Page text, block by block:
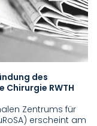
des
RWTH
Zentrums für
erscheint am